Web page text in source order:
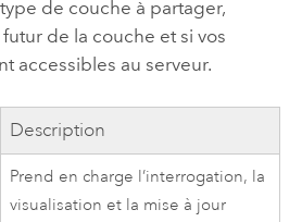
de couche à partager,
de la couche et si vos
accessibles au serveur.
Description
Prend en charge l’interrogation, la
visualisation et la mise à jour